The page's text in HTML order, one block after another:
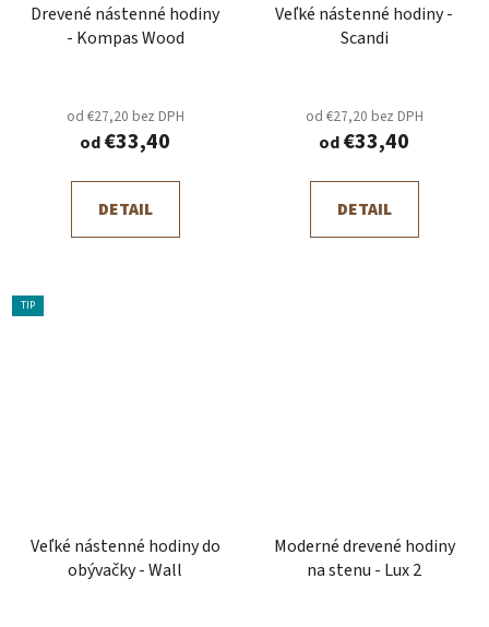
Drevené nástenné hodiny
- Kompas Wood
od €27,20 bez DPH
od€33,40
DETAIL
Veľké nástenné hodiny -
Scandi
od €27,20 bez DPH
od€33,40
DETAIL
TIP
Veľké nástenné hodiny do
obývačky - Wall
Moderné drevené hodiny
na stenu - Lux 2